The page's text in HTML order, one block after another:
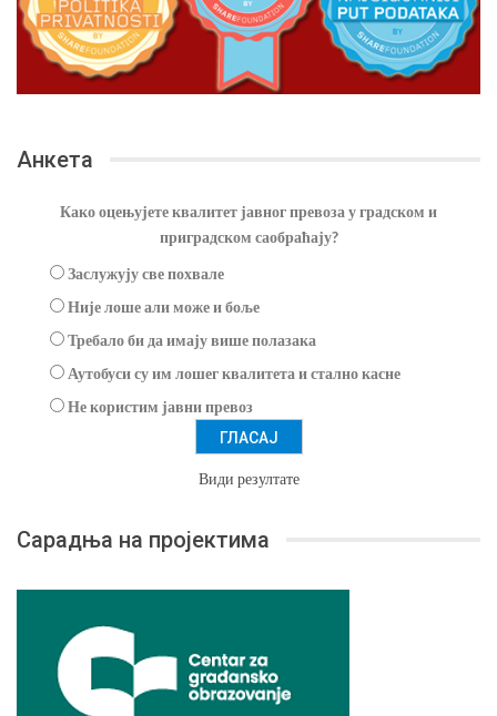
Анкета
Како оцењујете квалитет јавног превоза у градском и
приградском саобраћају?
Заслужују све похвале
Није лоше али може и боље
Требало би да имају више полазака
Аутобуси су им лошег квалитета и стално касне
Не користим јавни превоз
Види резултате
Сарадња на пројектима